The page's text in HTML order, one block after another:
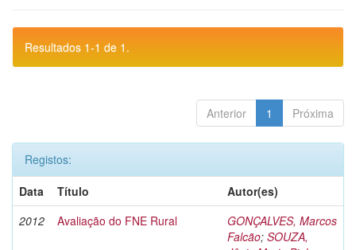
Resultados 1-1 de 1.
Anterior 1 Próxima
Registos:
Data
Título
Autor(es)
2012
Avaliação do FNE Rural
GONÇALVES, Marcos
Falcão; SOUZA,